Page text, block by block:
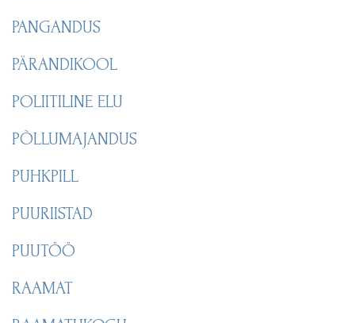
PANGANDUS
PÄRANDIKOOL
POLIITILINE ELU
PÕLLUMAJANDUS
PUHKPILL
PUURIISTAD
PUUTÖÖ
RAAMAT